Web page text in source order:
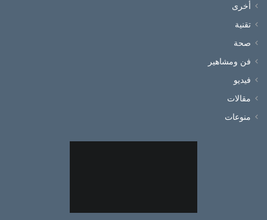
أخرى
تقنية
صحة
فن ومشاهير
فيديو
مقالات
منوعات